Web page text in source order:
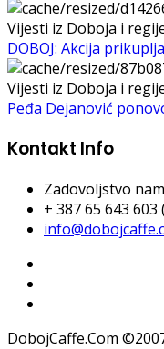
Vijesti iz Doboja i
DOBOJ: Akcija
Vijesti iz Doboja i
Peđa Dejanović
Kontakt Info
Zadovoljstvo
+ 387 65 643
DobojCaffe.Com